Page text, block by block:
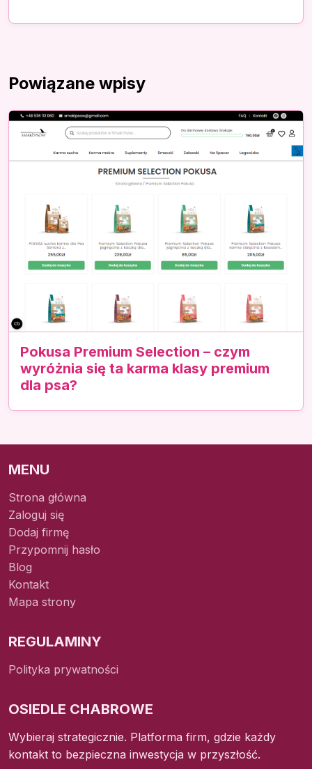
Powiązane wpisy
Pokusa Premium Selection – czym
wyróżnia się ta karma klasy premium
dla psa?
MENU
Strona główna
Zaloguj się
Dodaj firmę
Przypomnij hasło
Blog
Kontakt
Mapa strony
REGULAMINY
Polityka prywatności
OSIEDLE CHABROWE
Wybieraj strategicznie. Platforma firm, gdzie każdy
kontakt to bezpieczna inwestycja w przyszłość.